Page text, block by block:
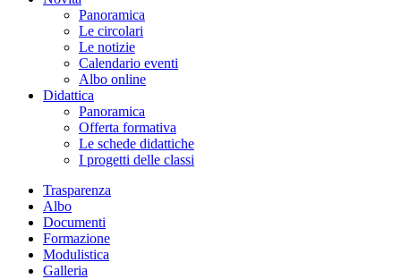
Panoramica
Le circolari
Le notizie
Calendario eventi
Albo online
Didattica
Panoramica
Offerta formativa
Le schede didattiche
I progetti delle classi
Trasparenza
Albo
Documenti
Formazione
Modulistica
Galleria